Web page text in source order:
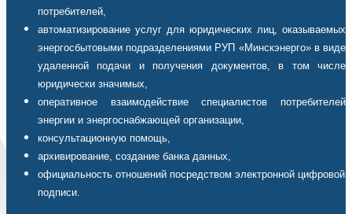
потребителей,
автоматизирование услуг для юридических лиц, оказываемых
энергосбытовыми подразделениями РУП «Минскэнерго» в виде
удаленной подачи и получения документов, в том числе
юридически значимых,
оперативное взаимодействие специалистов потребителей
энергии и энергоснабжающей организации,
консультационную помощь,
архивирование, создание банка данных,
официальность отношений посредством электронной цифровой
подписи.